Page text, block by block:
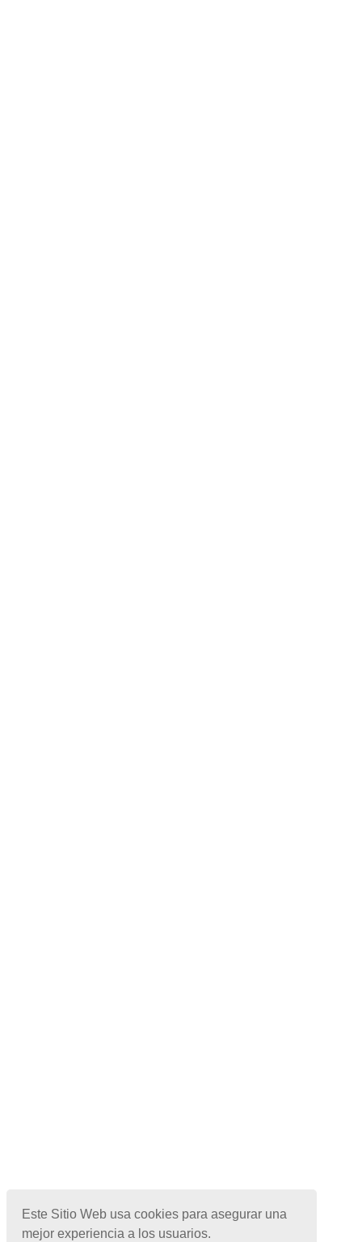
Este Sitio Web usa cookies para asegurar una
mejor experiencia a los usuarios.